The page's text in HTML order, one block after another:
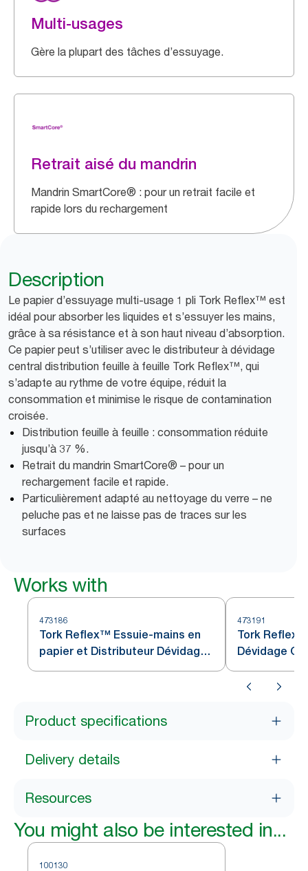
Multi-usages
Gère la plupart des tâches d’essuyage.
Retrait aisé du mandrin
Mandrin SmartCore® : pour un retrait facile et
rapide lors du rechargement
Description
Le papier d’essuyage multi-usage 1 pli Tork Reflex™ est
idéal pour absorber les liquides et s’essuyer les mains,
grâce à sa résistance et à son haut niveau d’absorption.
Ce papier peut s’utiliser avec le distributeur à dévidage
central distribution feuille à feuille Tork Reflex™, qui
s’adapte au rythme de votre équipe, réduit la
consommation et minimise le risque de contamination
croisée.
Distribution feuille à feuille : consommation réduite
jusqu’à 37 %.
Retrait du mandrin SmartCore® – pour un
rechargement facile et rapide.
Particulièrement adapté au nettoyage du verre – ne
peluche pas et ne laisse pas de traces sur les
surfaces
Works with
473186
Tork Reflex™ Essuie-mains en
papier et Distributeur Dévidage
Central Blanc et Turquoise M4
473191
Tork
Dévidage
Noir M4
Product specifications
Delivery details
Resources
You might also be interested in...
100130